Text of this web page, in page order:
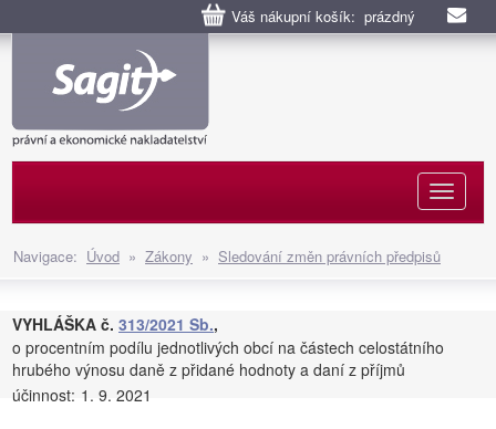
Váš nákupní košík: prázdný
Navigace: Úvod » Zákony » Sledování změn právních předpisů
VYHLÁŠKA č. 313/2021 Sb.,
o procentním podílu jednotlivých obcí na částech celostátního
hrubého výnosu daně z přidané hodnoty a daní z příjmů
účinnost: 1. 9. 2021